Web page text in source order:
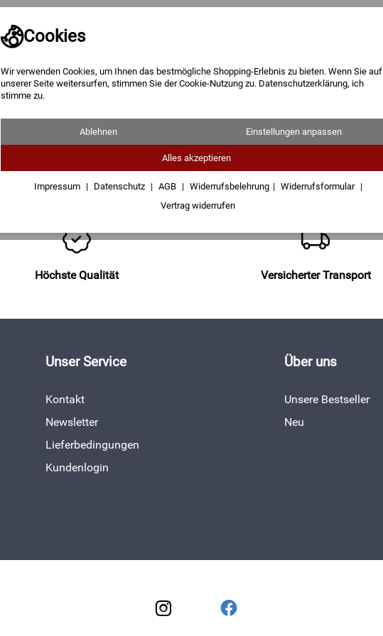
Cookies
Wir verwenden Cookies, um Ihnen das bestmögliche Shopping-Erlebnis zu bieten. Wenn Sie auf
unserer Seite weitersurfen, stimmen Sie der Cookie-Nutzung zu. Datenschutzerklärung, ich
stimme zu.
Ablehnen Einstellungen anpassen
Alles akzeptieren
Impressum Datenschutz AGB Widerrufsbelehrung
Widerrufsformular
Vertrag widerrufen
Barren Münzen Geschenke
Neues entdecken
Höchste Qualität Versicherter Transport
Unser Service
Kontakt
Newsletter
Lieferbedingungen
Kundenlogin
Über uns
Unsere Bestseller
Neu